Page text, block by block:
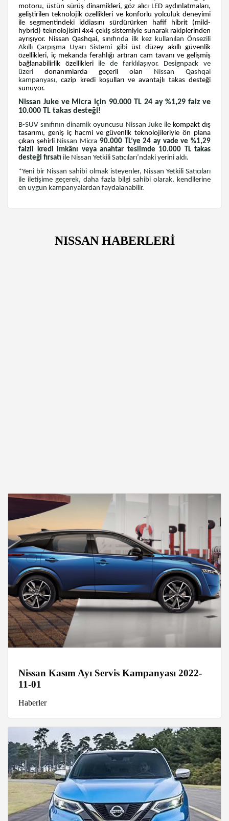
motoru, üstün sürüş dinamikleri, göz alıcı LED aydınlatmaları,
geliştirilen teknolojik özellikleri ve konforlu yolculuk deneyimi
ile segmentindeki iddiasını sürdürürken hafif hibrit (mild-
hybrid) teknolojisini 4x4 çekiş sistemiyle sunarak rakiplerinden
ayrışıyor. Nissan Qashqai, sınıfında ilk kez kullanılan Önsezili
Akıllı Çarpışma Uyarı Sistemi gibi üst düzey akıllı güvenlik
özellikleri, iç mekanda ferahlığı artıran cam tavanı ve gelişmiş
bağlanabilirlik özellikleri i le de farklılaşıyor. Designpack ve
üzeri donanımlarda geçerli olan
Nissan Qashqai
kampanyası,cazip kredi koşulları ve avantajlı takas desteği
sunuyor.
Nissan Juke ve Micra için 90.000 TL 24 ay %1,29 faiz ve
10.000 TL takas desteği!
B-SUV sınıfının dinamik oyuncusu Nissan Juke ile kompakt dış
tasarımı, geniş iç hacmi ve güvenlik teknolojileriyle ön plana
çıkan şehirli Nissan Micra 90.000 TL’ye 24 ay vade ve %1,29
faizli kredi imkânı veya anahtar teslimde 10.000 TL takas
desteği fırsatı ile Nissan Yetkili Satıcıları’ndaki yerini aldı.
*Yeni bir Nissan sahibi olmak isteyenler, Nissan Yetkili Satıcıları
ile iletişime geçerek, daha fazla bilgi sahibi olarak, kendilerine
en uygun kampanyalardan faydalanabilir.
NISSAN HABERLERİ
Nissan Kasım Ayı Servis Kampanyası 2022-
11-01
Haberler